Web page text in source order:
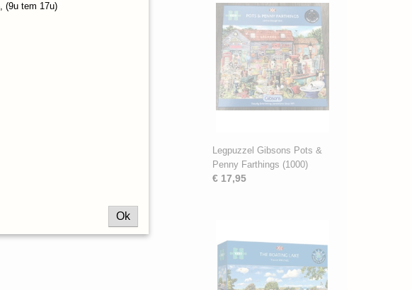
Save
Legpuzzel Gibsons Pots &
Penny Farthings (1000)
€ 17,95
(9u tem 17u)
Ok